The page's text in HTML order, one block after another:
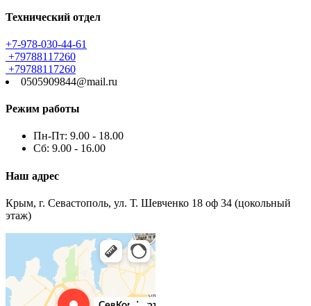
Технический отдел
+7-978-030-44-61
+79788117260
+79788117260
0505909844@mail.ru
Режим работы
Пн-Пт: 9.00 - 18.00
Сб: 9.00 - 16.00
Наш адрес
Крым, г. Севастополь, ул. Т. Шевченко 18 оф 34 (цокольный
этаж)